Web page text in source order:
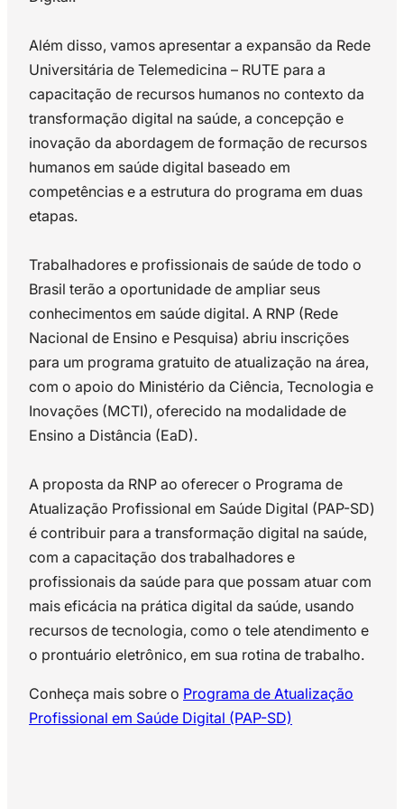
Além disso, vamos apresentar a expansão da Rede
Universitária de Telemedicina – RUTE para a
capacitação de recursos humanos no contexto da
transformação digital na saúde, a concepção e
inovação da abordagem de formação de recursos
humanos em saúde digital baseado em
competências e a estrutura do programa em duas
etapas.
Trabalhadores e profissionais de saúde de todo o
Brasil terão a oportunidade de ampliar seus
conhecimentos em saúde digital. A RNP (Rede
Nacional de Ensino e Pesquisa) abriu inscrições
para um programa gratuito de atualização na área,
com o apoio do Ministério da Ciência, Tecnologia e
Inovações (MCTI), oferecido na modalidade de
Ensino a Distância (EaD).
A proposta da RNP ao oferecer o Programa de
Atualização Profissional em Saúde Digital (PAP-SD)
é contribuir para a transformação digital na saúde,
com a capacitação dos trabalhadores e
profissionais da saúde para que possam atuar com
mais eficácia na prática digital da saúde, usando
recursos de tecnologia, como o tele atendimento e
o prontuário eletrônico, em sua rotina de trabalho.
Conheça mais sobre o Programa de Atualização
Profissional em Saúde Digital (PAP-SD)